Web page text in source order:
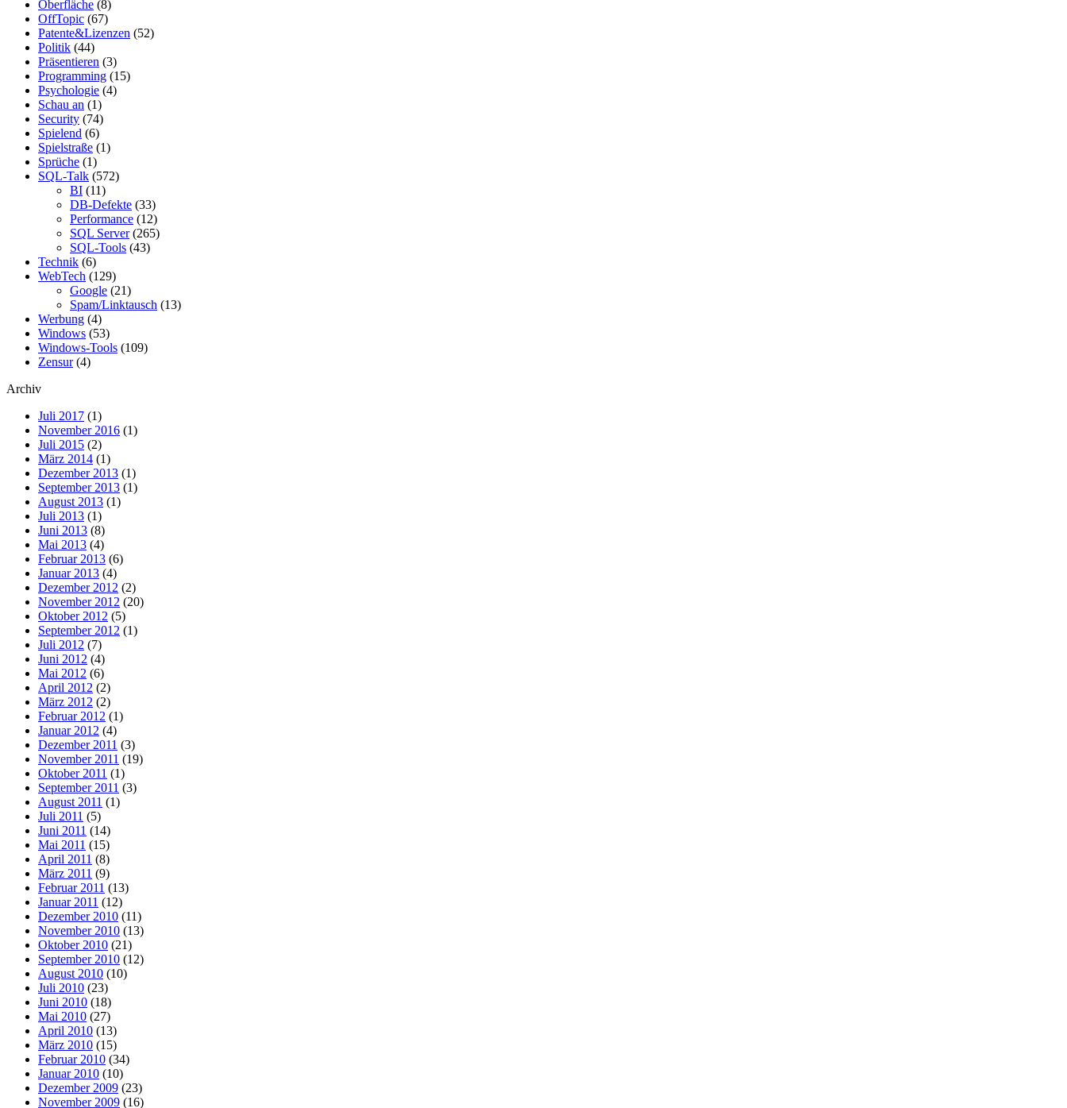
Oberfläche (8)
OffTopic (67)
Patente&Lizenzen (52)
Politik (44)
Präsentieren (3)
Programming (15)
Psychologie (4)
Schau an (1)
Security (74)
Spielend (6)
Spielstraße (1)
Sprüche (1)
SQL-Talk (572)
BI (11)
DB-Defekte (33)
Performance (12)
SQL Server(265)
SQL-Tools (43)
Technik (6)
WebTech (129)
Google (21)
Spam/Linktausch (13)
Werbung (4)
Windows (53)
Windows-Tools (109)
Zensur(4)
Archiv
Juli 2017 (1)
November 2016 (1)
Juli 2015 (2)
März 2014 (1)
Dezember 2013 (1)
September 2013 (1)
August 2013 (1)
Juli 2013 (1)
Juni 2013 (8)
Mai 2013 (4)
Februar 2013 (6)
Januar 2013 (4)
Dezember 2012 (2)
November 2012 (20)
Oktober 2012 (5)
September 2012 (1)
Juli 2012 (7)
Juni 2012 (4)
Mai 2012 (6)
April 2012 (2)
März 2012 (2)
Februar 2012 (1)
Januar 2012 (4)
Dezember 2011 (3)
November 2011 (19)
Oktober 2011 (1)
September 2011 (3)
August 2011 (1)
Juli 2011 (5)
Juni 2011 (14)
Mai 2011 (15)
April 2011 (8)
März 2011 (9)
Februar 2011 (13)
Januar 2011 (12)
Dezember 2010 (11)
November 2010 (13)
Oktober 2010 (21)
September 2010 (12)
August 2010 (10)
Juli 2010 (23)
Juni 2010 (18)
Mai 2010 (27)
April 2010 (13)
März 2010 (15)
Februar 2010 (34)
Januar 2010 (10)
Dezember 2009 (23)
November 2009 (16)